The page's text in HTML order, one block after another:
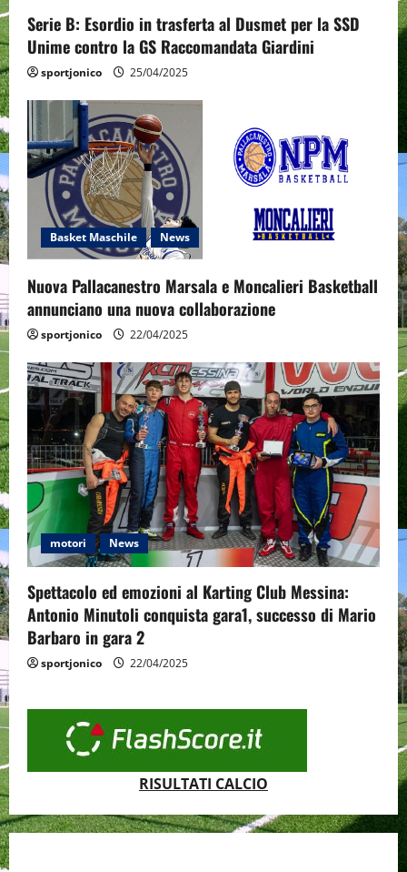
n
Serie B: Esordio in trasferta al Dusmet per la SSD
Unime contro la GS Raccomandata Giardini
sportjonico 25/04/2025
Basket Maschile News
Nuova Pallacanestro Marsala e Moncalieri Basketball
annunciano una nuova collaborazione
sportjonico 22/04/2025
motori News
Spettacolo ed emozioni al Karting Club Messina:
Antonio Minutoli conquista gara1, successo di Mario
Barbaro in gara 2
sportjonico 22/04/2025
RISULTATI CALCIO